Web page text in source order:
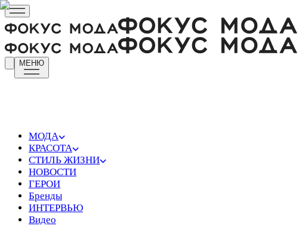
МЕНЮ
МОДА
КРАСОТА
СТИЛЬ ЖИЗНИ
НОВОСТИ
ГЕРОИ
Бренды
ИНТЕРВЬЮ
Видео